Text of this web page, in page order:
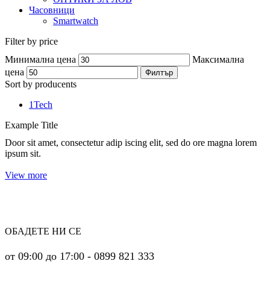
Часовници
Smartwatch
Filter by price
Минимална цена
Максимална
цена
Филтър
Sort by producents
1Tech
Example Title
Door sit amet, consectetur adip iscing elit, sed do ore magna lorem
ipsum sit.
View more
ОБАДЕТЕ НИ СЕ
от 09:00 до 17:00 - 0899 821 333